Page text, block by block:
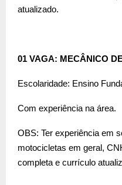
atualizado.
01 VAGA: MECÂNICO
Escolaridade: Ensino
Com experiência na área.
OBS: Ter experiência em
motocicletas em geral,
completa e currículo